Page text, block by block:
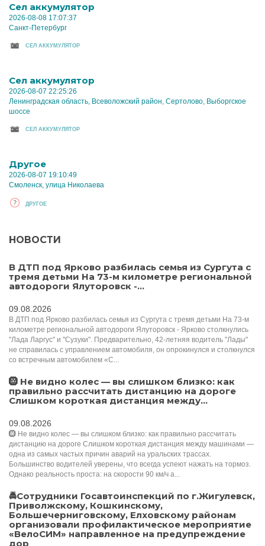
Cел аккумулятор
2026-08-08 17:07:37
Санкт-Петербург
CЕЛ АККУМУЛЯТОР
Cел аккумулятор
2026-08-07 22:25:26
Ленинградская область, Всеволожский район, Сертолово, Выборгское
шоссе
CЕЛ АККУМУЛЯТОР
Другое
2026-08-07 19:10:49
Смоленск, улица Николаева
ДРУГОЕ
НОВОСТИ
В ДТП под Ярково разбилась семья из Сургута с
тремя детьми На 73-м километре региональной
автодороги Ялуторовск -...
09.08.2026
В ДТП под Ярково разбилась семья из Сургута с тремя детьми На 73-м
километре региональной автодороги Ялуторовск - Ярково столкнулись
"Лада Ларгус" и "Сузуки". Предварительно, 42-летняя водитель "Лады"
не справилась с управлением автомобиля, он опрокинулся и столкнулся
со встречным автомобилем «С...
🛞 Не видно колес — вы слишком близко: как
правильно рассчитать дистанцию на дороге
Слишком короткая дистанция между...
09.08.2026
🛞 Не видно колес — вы слишком близко: как правильно рассчитать
дистанцию на дороге Слишком короткая дистанция между машинами —
одна из самых частых причин аварий на уральских трассах.
Большинство водителей уверены, что всегда успеют нажать на тормоз.
Однако реальность проста: на скорости 90 км/ч а...
🚔Сотрудники Госавтоинспекций по г.Жигулевск,
Приволжскому, Кошкинскому,
Большечерниговскому, Елховскому районам
организовали профилактическое мероприятие
«ВелоСИМ» направленное на предупреждение
дор